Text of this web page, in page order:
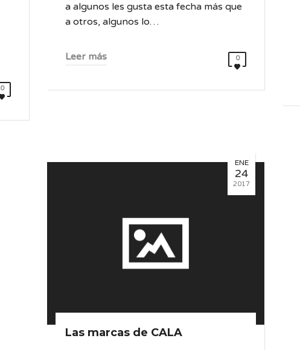
0
a algunos les gusta esta fecha más que
a otros, algunos lo…
Leer más 0
ENE
24
2017
Las marcas de CALA